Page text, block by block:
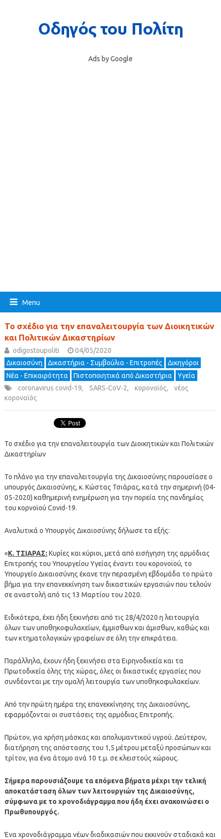
Ads by Google
Menu
Το σχέδιο για την επαναλειτουργία των Διοικητικών
και Πολιτικών Δικαστηρίων
odigostoupoliti
04/05/2020
Δικαιοσύνη
Δικαστήρια - Συμβούλια - Επιτροπές
Δικηγόροι
Νέα - Επικαιρότητα
Πιστοποιητικά από Δικαστήρια
Υγεία
coronavirus covid-19, SARS-CoV-2, κορονοϊός,
νέος
κοροναϊός
Το σχέδιο για την επαναλειτουργία των Διοικητικών και Πολιτικών
Δικαστηρίων
To πλάνο για την επαναλειτουργία της Δικαιοσύνης παρουσίασε ο
υπουργός Δικαιοσύνης, κ. Κώστας Τσιάρας, κατά την σημερινή (04-
05-2020) καθημερινή ενημέρωση για την πορεία της πανδημίας
του κορνοϊού Covid-19.
Αναλυτικά ο Υπουργός Δικαιοσύνης δήλωσε τα εξής:
«Κ. ΤΣΙΑΡΑΣ: Κυρίες και κύριοι, μετά από εισήγηση της αρμόδιας
Επιτροπής του Υπουργείου Υγείας έναντι του κορονοϊού, το
Υπουργείο Δικαιοσύνης έκανε την περασμένη εβδομάδα το πρώτο
βήμα για την επανεκκίνηση των δικαστικών εργασιών που τελούν
σε αναστολή από τις 13 Μαρτίου του 2020.
Ειδικότερα, έχει ήδη ξεκινήσει από τις 28/4/2020 η λειτουργία
όλων των υποθηκοφυλακείων, έμμισθων και άμισθων, καθώς και
των κτηματολογικών γραφείων σε όλη την επικράτεια.
Παράλληλα, έχουν ήδη ξεκινήσει στα Ειρηνοδικεία και τα
Πρωτοδικεία όλης της χώρας, όλες οι δικαστικές εργασίες που
συνδέονται με την ομαλή λειτουργία των υποθηκοφυλακείων.
Από την πρώτη ημέρα της επανεκκίνησης της Δικαιοσύνης,
εφαρμόζονται οι συστάσεις της αρμόδιας Επιτροπής.
Πρώτον, για χρήση μάσκας και απολυμαντικού υγρού. Δεύτερον,
διατήρηση της απόστασης του 1,5 μέτρου μεταξύ προσώπων και
τρίτον, για ένα άτομο ανά 10 τ.μ. σε κλειστούς χώρους.
Σήμερα παρουσιάζουμε τα επόμενα βήματα μέχρι την τελική
αποκατάσταση όλων των λειτουργιών της Δικαιοσύνης,
σύμφωνα με το χρονοδιάγραμμα που ήδη έχει ανακοινώσει ο
Πρωθυπουργός.
Ένα χρονοδιάγραμμα νέων διαδικασιών που εκκινούν σταδιακά και